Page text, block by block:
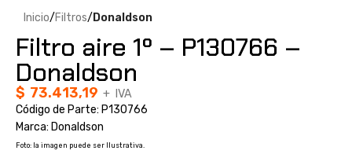
Inicio Filtros Donaldson
Filtro aire 1º – P130766 –
Donaldson
$ 73.413,19 + IVA
Código de Parte: P130766
Marca: Donaldson
Foto: la imagen puede ser Ilustrativa.